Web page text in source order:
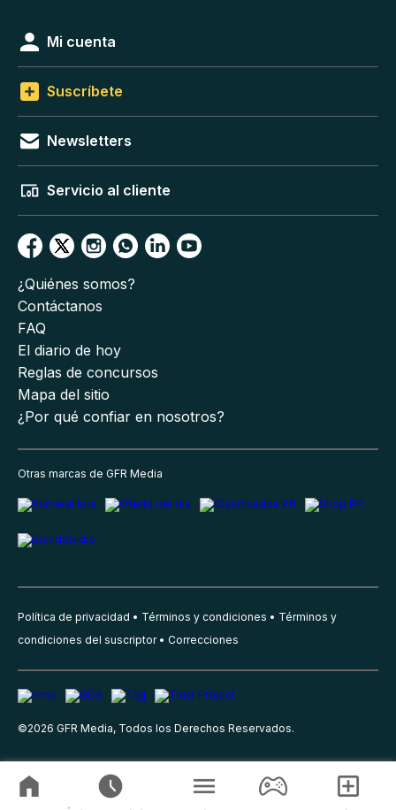
Mi cuenta
Suscríbete
Newsletters
Servicio al cliente
¿Quiénes somos?
Contáctanos
FAQ
El diario de hoy
Reglas de concursos
Mapa del sitio
¿Por qué confiar en nosotros?
Otras marcas de GFR Media
Política de privacidad Términos y condiciones
Términos y
condiciones del suscriptor
Correcciones
©2026 GFR Media, Todos los Derechos Reservados.